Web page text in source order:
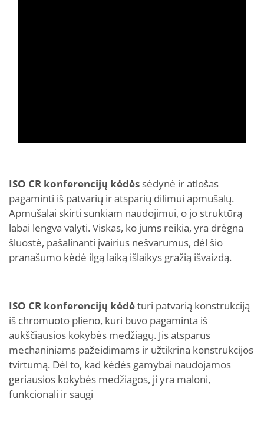
ISO CR konferencijų kėdės sėdynė ir atlošas
pagaminti iš patvarių ir atsparių dilimui apmušalų.
Apmušalai skirti sunkiam naudojimui, o jo struktūrą
labai lengva valyti. Viskas, ko jums reikia, yra drėgna
šluostė, pašalinanti įvairius nešvarumus, dėl šio
pranašumo kėdė ilgą laiką išlaikys gražią išvaizdą.
ISO CR konferencijų kėdėturi patvarią konstrukciją
iš chromuoto plieno, kuri buvo pagaminta iš
aukščiausios kokybės medžiagų. Jis atsparus
mechaniniams pažeidimams ir užtikrina konstrukcijos
tvirtumą. Dėl to, kad kėdės gamybai naudojamos
geriausios kokybės medžiagos, ji yra maloni,
funkcionali ir saugi